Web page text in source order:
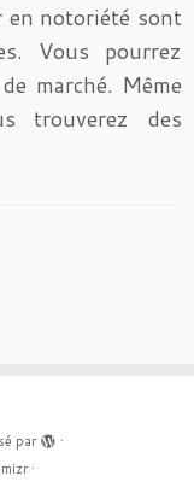
en notoriété sont
Vous pourrez
marché. Même
trouverez des
par
·
·